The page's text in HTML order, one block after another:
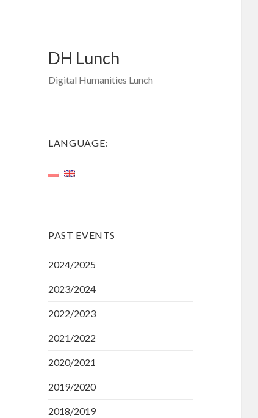
DH Lunch
Digital Humanities Lunch
LANGUAGE:
PAST EVENTS
2024/2025
2023/2024
2022/2023
2021/2022
2020/2021
2019/2020
2018/2019